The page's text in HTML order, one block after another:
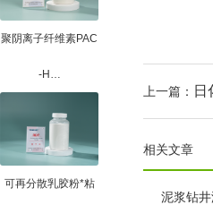
聚阴离子纤维素PAC
-H…
可再分散乳胶粉*粘
上一篇： 日
相关文章
泥浆钻